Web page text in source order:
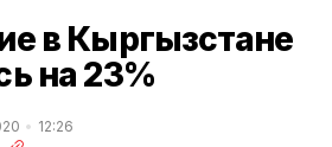
в Кыргызстане
на 23%
12:26